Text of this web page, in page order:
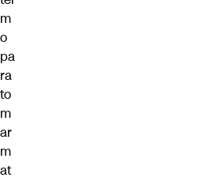
m
o
pa
ra
to
m
ar
m
at